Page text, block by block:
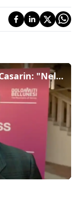
Sport business forum, Paolo Casarin: "Nel calcio, purtroppo per i calciatori, servono anche gli aribitri"